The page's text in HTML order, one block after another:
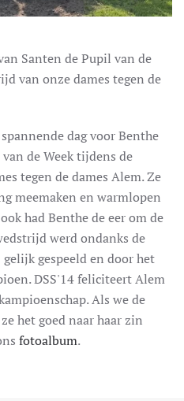
Santen de Pupil van de
van onze dames tegen de
dag voor Benthe
de Week tijdens de
tegen de dames Alem. Ze
meemaken en warmlopen
had Benthe de eer om de
werd ondanks de
gespeeld en door het
DSS'14 feliciteert Alem
Als we de
het goed naar haar zin
fotoalbum.